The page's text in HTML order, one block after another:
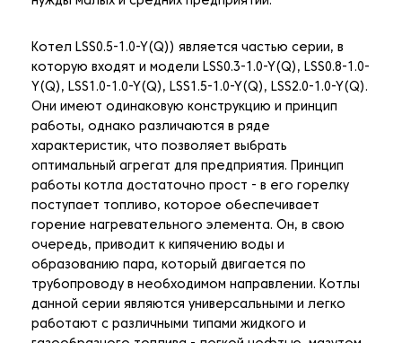
Котел LSS0.5-1.0-Y(Q)) является частью серии, в
которую входят и модели LSS0.3-1.0-Y(Q), LSS0.8-1.0-
Y(Q), LSS1.0-1.0-Y(Q), LSS1.5-1.0-Y(Q), LSS2.0-1.0-Y(Q).
Они имеют одинаковую конструкцию и принцип
работы, однако различаются в ряде
характеристик, что позволяет выбрать
оптимальный агрегат для предприятия. Принцип
работы котла достаточно прост - в его горелку
поступает топливо, которое обеспечивает
горение нагревательного элемента. Он, в свою
очередь, приводит к кипячению воды и
образованию пара, который двигается по
трубопроводу в необходимом направлении. Котлы
данной серии являются универсальными и легко
работают с различными типами жидкого и